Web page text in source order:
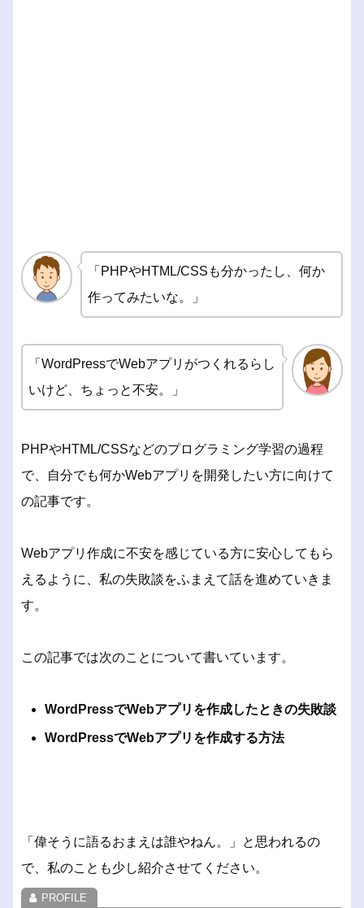
「PHPやHTML/CSSも分かったし、何か
作ってみたいな。」
「WordPressでWebアプリがつくれるらし
いけど、ちょっと不安。」
PHPやHTML/CSSなどのプログラミング学習の過程
で、自分でも何かWebアプリを開発したい方に向けて
の記事です。
Webアプリ作成に不安を感じている方に安心してもら
えるように、私の失敗談をふまえて話を進めていきま
す。
この記事では次のことについて書いています。
WordPressでWebアプリを作成したときの失敗談
WordPressでWebアプリを作成する方法
「偉そうに語るおまえは誰やねん。」と思われるの
で、私のことも少し紹介させてください。